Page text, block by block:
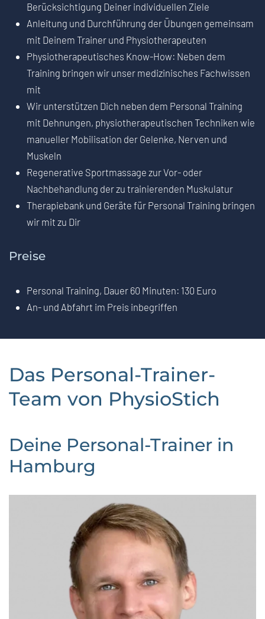
Berücksichtigung Deiner individuellen Ziele
Anleitung und Durchführung der Übungen gemeinsam
mit Deinem Trainer und Physiotherapeuten
Physiotherapeutisches Know-How: Neben dem
Training bringen wir unser medizinisches Fachwissen
mit
Wir unterstützen Dich neben dem Personal Training
mit Dehnungen, physiotherapeutischen Techniken wie
manueller Mobilisation der Gelenke, Nerven und
Muskeln
Regenerative Sportmassage zur Vor- oder
Nachbehandlung der zu trainierenden Muskulatur
Therapiebank und Geräte für Personal Training bringen
wir mit zu Dir
Preise
Personal Training, Dauer 60 Minuten: 130 Euro
An- und Abfahrt im Preis inbegriffen
Das Personal-Trainer-
Team von PhysioStich
Deine Personal-Trainer in
Hamburg